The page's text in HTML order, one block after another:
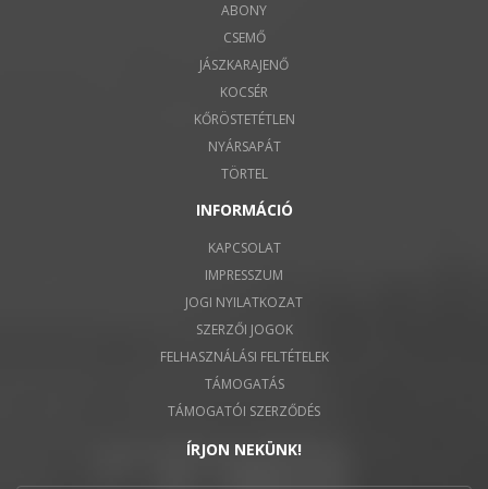
ABONY
CSEMŐ
JÁSZKARAJENŐ
KOCSÉR
KŐRÖSTETÉTLEN
NYÁRSAPÁT
TÖRTEL
INFORMÁCIÓ
KAPCSOLAT
IMPRESSZUM
JOGI NYILATKOZAT
SZERZŐI JOGOK
FELHASZNÁLÁSI FELTÉTELEK
TÁMOGATÁS
TÁMOGATÓI SZERZŐDÉS
ÍRJON NEKÜNK!